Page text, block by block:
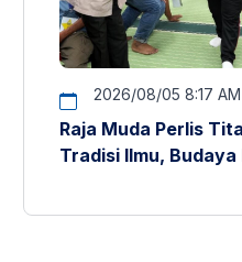
2026/08/05 8:17 AM
Raja Muda Perlis
Tradisi Ilmu, Budaya